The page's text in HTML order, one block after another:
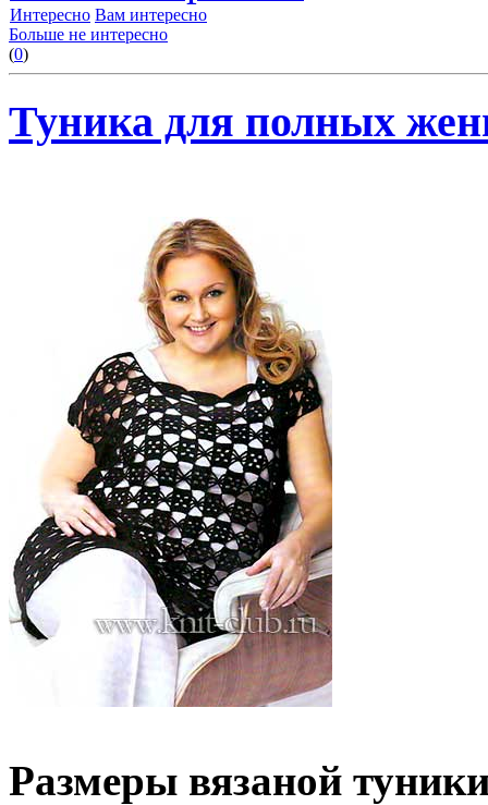
Интересно Вам интересно
Больше не интересно
(0)
Туника для полных
Размеры вязаной